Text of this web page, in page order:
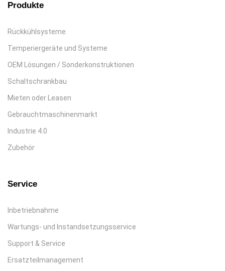
Produkte
Rückkühlsysteme
Temperiergeräte und Systeme
OEM Lösungen / Sonderkonstruktionen
Schaltschrankbau
Mieten oder Leasen
Gebrauchtmaschinenmarkt
Industrie 4.0
Zubehör
Service
Inbetriebnahme
Wartungs- und Instandsetzungsservice
Support & Service
Ersatzteilmanagement